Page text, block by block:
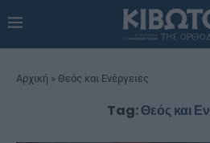
Αρχική » Θεός και Ενέργειες
Tag:Θεός και